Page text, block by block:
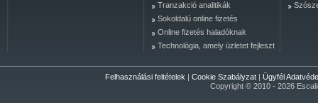
Tranzakció analitikák
Sokoldalú online fizetés
Online fizetés haladóknak
Technológia, amely üzletet fejleszt
Felhasználási feltételek | Cookie Szabályzat | Ügyfél
Copyright © 2010 - 2026